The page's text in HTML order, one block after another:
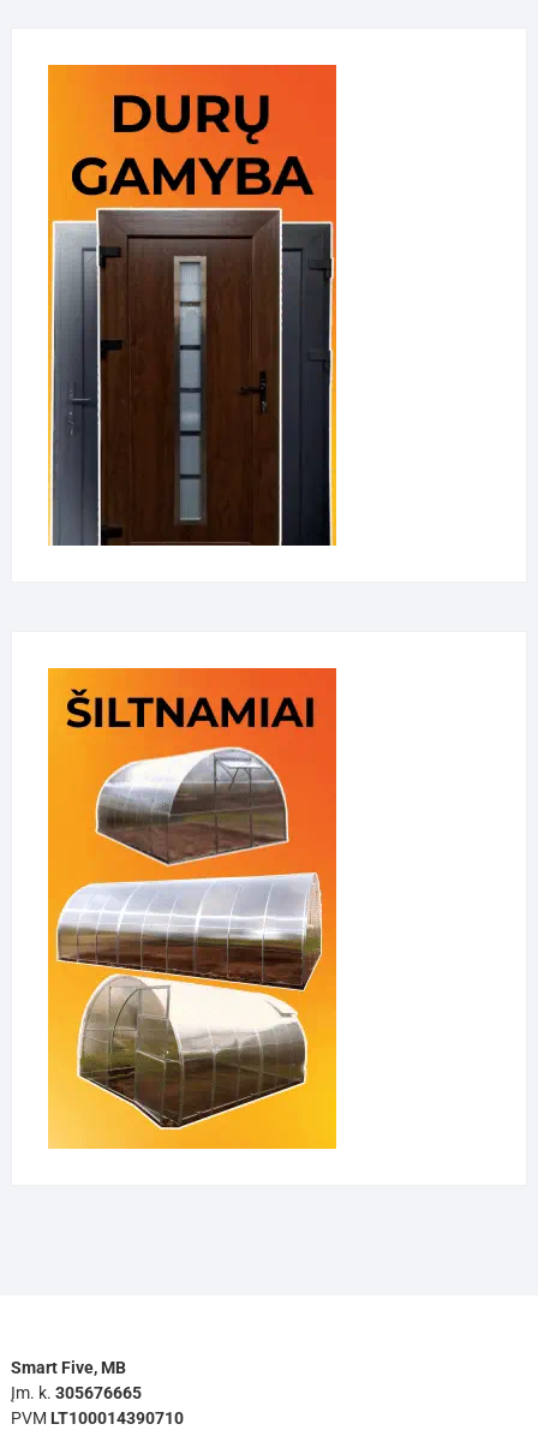
Smart Five, MB
Įm. k. 305676665
PVM LT100014390710